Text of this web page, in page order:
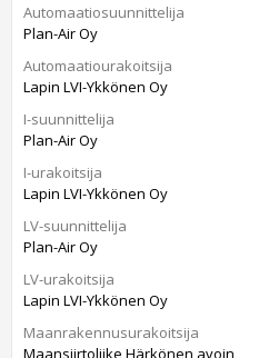
Automaatiosuunnittelija
Plan-Air Oy
Automaatiourakoitsija
Lapin LVI-Ykkönen Oy
I-suunnittelija
Plan-Air Oy
I-urakoitsija
Lapin LVI-Ykkönen Oy
LV-suunnittelija
Plan-Air Oy
LV-urakoitsija
Lapin LVI-Ykkönen Oy
Maanrakennusurakoitsija
Maansiirtoliike Härkönen avoin